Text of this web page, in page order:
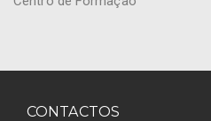
CONTACTOS